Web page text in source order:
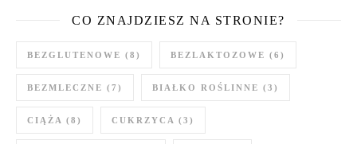
CO ZNAJDZIESZ NA STRONIE?
BEZGLUTENOWE (8) BEZLAKTOZOWE (6)
BEZMLECZNE (7) BIAŁKO ROŚLINNE (3)
CIĄŻA (8) CUKRZYCA (3)